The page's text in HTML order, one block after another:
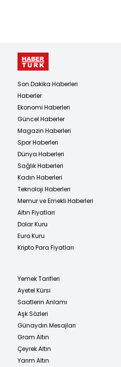
Son Dakika Haberleri
Haberler
Ekonomi Haberleri
Güncel Haberler
Magazin Haberleri
Spor Haberleri
Dünya Haberleri
Sağlık Haberleri
Kadın Haberleri
Teknoloji Haberleri
Memur ve Emekli Haberleri
Altın Fiyatları
Dolar Kuru
Euro Kuru
Kripto Para Fiyatları
Yemek Tarifleri
Ayetel Kürsi
Saatlerin Anlamı
Aşk Sözleri
Günaydın Mesajları
Gram Altın
Çeyrek Altın
Yarım Altın